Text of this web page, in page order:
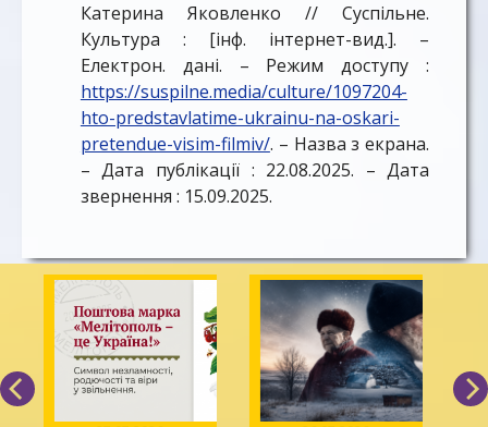
Катерина Яковленко // Суспільне.
Культура : [інф. інтернет-вид.]. –
Електрон. дані. – Режим доступу :
https://suspilne.media/culture/1097204-
hto-predstavlatime-ukrainu-na-oskari-
pretendue-visim-filmiv/. – Назва з екрана.
– Дата публікації : 22.08.2025. – Дата
звернення : 15.09.2025.